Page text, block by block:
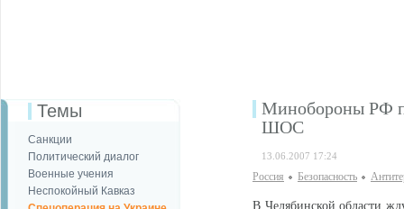
Темы
Санкции
Политический диалог
Военные учения
Неспокойный Кавказ
Минобороны РФ
ШОС
13.06.2007 17:24
Россия Безопаcность
В Челябинской области